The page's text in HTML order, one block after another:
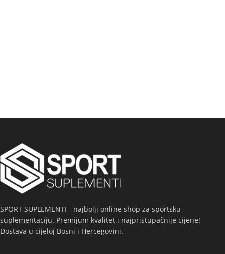
SPORT SUPLEMENTI - najbolji online shop za sportsku
suplementaciju. Premijum kvalitet i najpristupačnije cijene!
Dostava u cijeloj Bosni i Hercegovini.